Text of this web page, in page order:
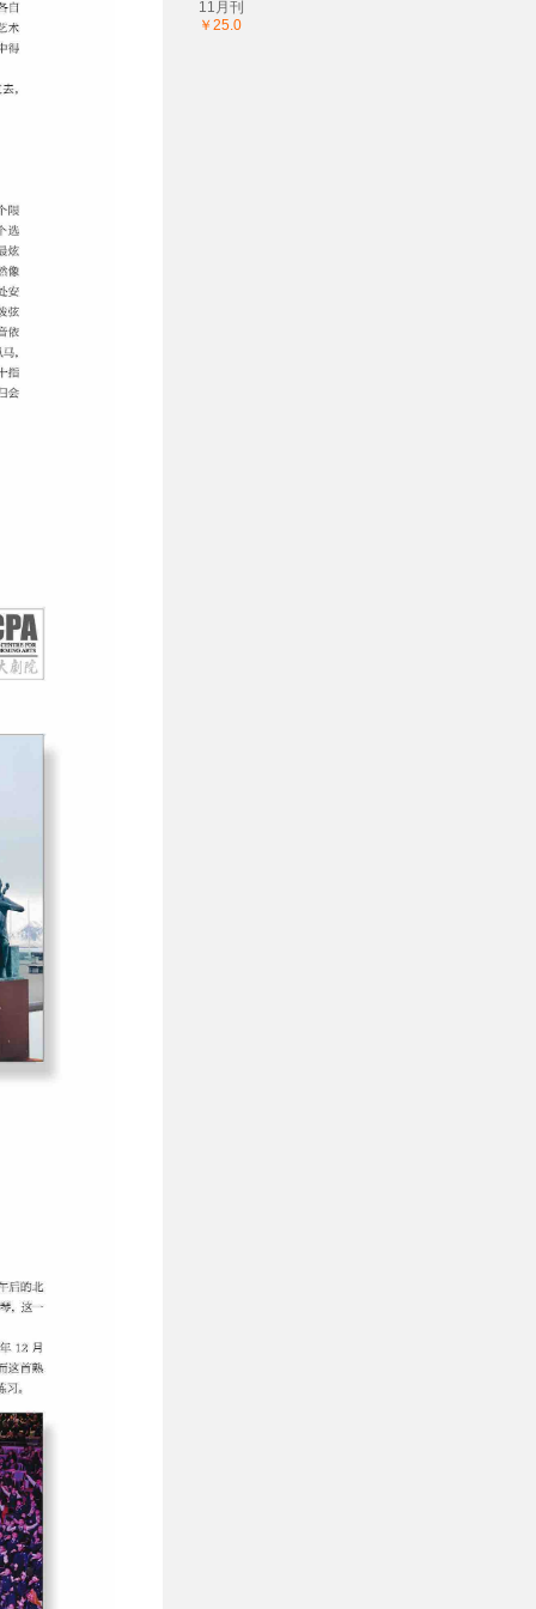
11月刊
￥25.0